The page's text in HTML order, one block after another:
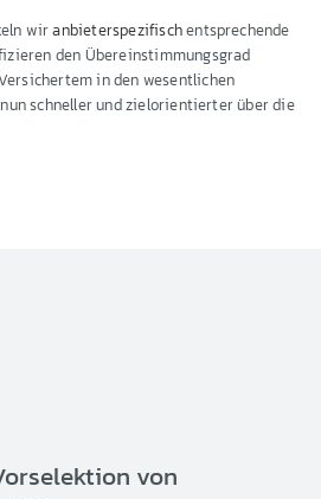
wiranbieterspezifischentsprechende
den Übereinstimmungsgrad
in den wesentlichen
schneller und zielorientierter über die
von